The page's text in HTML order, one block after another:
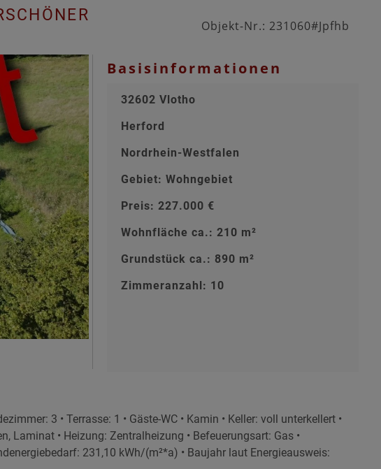
Objekt-Nr.: 231060#Jpfhb
Basisinformationen
32602 Vlotho
Herford
Nordrhein-Westfalen
Gebiet: Wohngebiet
Preis: 227.000 €
Wohnfläche ca.: 210 m²
Grundstück ca.: 890 m²
Zimmeranzahl: 10
3 • Terrasse: 1 • Gäste-WC • Kamin • Keller: voll unterkellert •
Laminat • Heizung: Zentralheizung • Befeuerungsart: Gas •
231,10 kWh/(m²*a) • Baujahr laut Energieausweis: